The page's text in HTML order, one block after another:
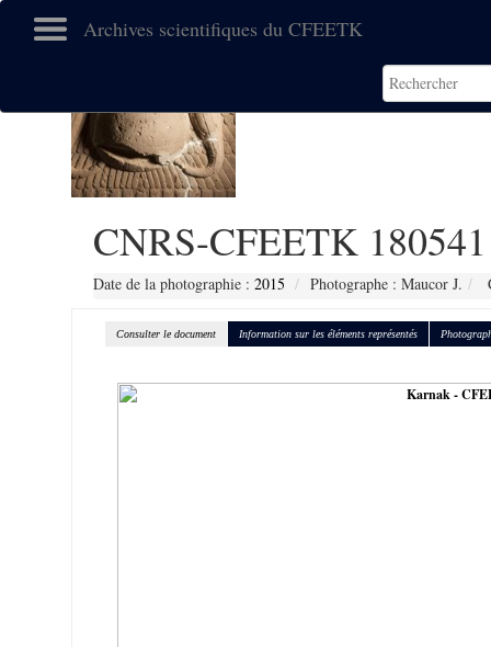
Archives scientifiques du CFEETK
CNRS-CFEETK 180541
Date de la photographie : 2015 Photographe : Maucor J.
Consulter le document Information sur les éléments représentés